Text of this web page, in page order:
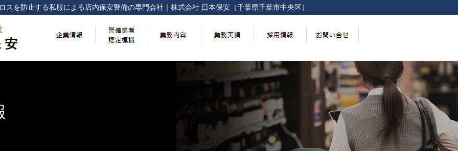
スを防止する私服による店内保安警備の専門会社 株式会社 日本保安（千葉県千葉市中央区）